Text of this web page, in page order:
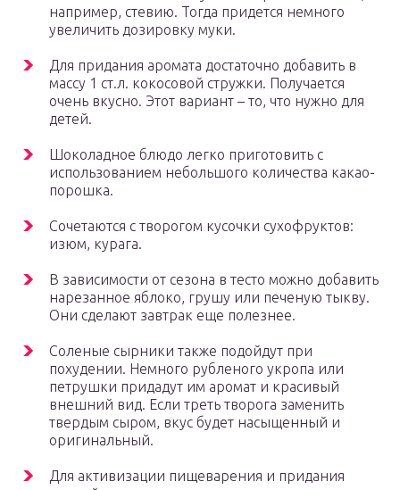
например, стевию. Тогда придется немного
увеличить дозировку муки.
Для придания аромата достаточно добавить в
массу 1 ст.л. кокосовой стружки. Получается
очень вкусно. Этот вариант – то, что нужно для
детей.
Шоколадное блюдо легко приготовить с
использованием небольшого количества какао-
порошка.
Сочетаются с творогом кусочки сухофруктов:
изюм, курага.
В зависимости от сезона в тесто можно добавить
нарезанное яблоко, грушу или печеную тыкву.
Они сделают завтрак еще полезнее.
Соленые сырники также подойдут при
похудении. Немного рубленого укропа или
петрушки придадут им аромат и красивый
внешний вид. Если треть творога заменить
твердым сыром, вкус будет насыщенный и
оригинальный.
Для активизации пищеварения и придания